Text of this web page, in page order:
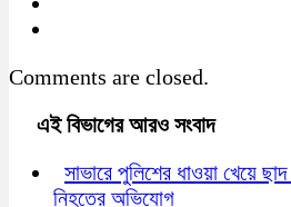
Comments are closed.
এই বিভাগের আরও সংবাদ
সাভারে পুলিশের ধাওয়া খেয়ে
নিহতের অভিযোগ